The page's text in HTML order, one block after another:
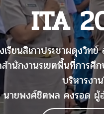
ITA
เรียนสิเกาประชาผดุงวิท
ำนักงานรเขตพื้นที่การศึ
บริหารงา
นายพงศ์ชิตพล คงรอด ผู้อ